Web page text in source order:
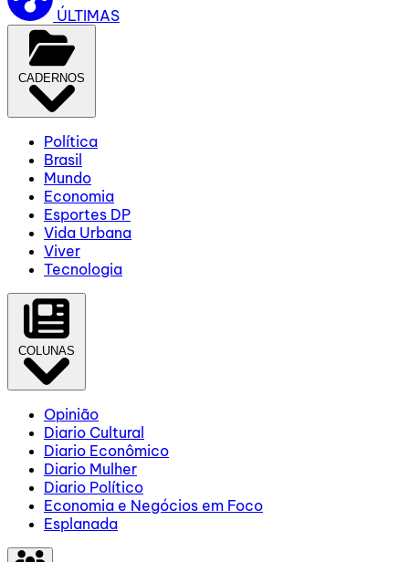
ÚLTIMAS
CADERNOS
Política
Brasil
Mundo
Economia
Esportes DP
Vida Urbana
Viver
Tecnologia
COLUNAS
Opinião
Diario Cultural
Diario Econômico
Diario Mulher
Diario Político
Economia e Negócios em Foco
Esplanada